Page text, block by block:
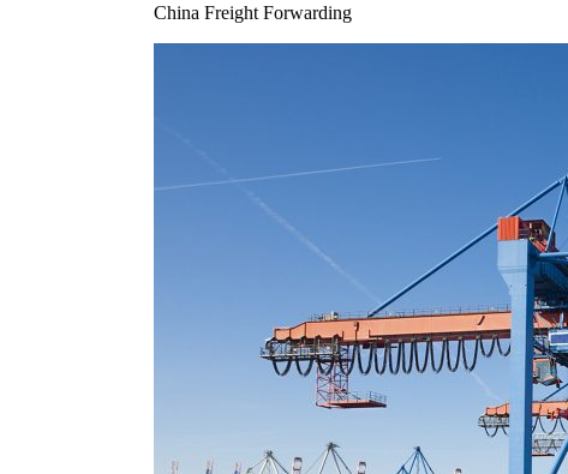
China Freight Forwarding